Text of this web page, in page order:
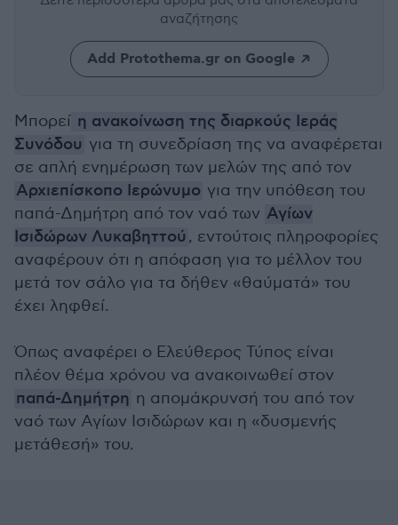
αναζήτησης
Add Protothema.gr on Google
Μπορεί η ανακοίνωση της διαρκούς Ιεράς
Συνόδου για τη συνεδρίαση της να αναφέρεται
σε απλή ενημέρωση των μελών της από τον
Αρχιεπίσκοπο Ιερώνυμο για την υπόθεση του
παπά-Δημήτρη από τον ναό των Αγίων
Ισιδώρων Λυκαβηττού , εντούτοις πληροφορίες
αναφέρουν ότι η απόφαση για το μέλλον του
μετά τον σάλο για τα δήθεν «θαύματά» του
έχει ληφθεί.
Όπως αναφέρει ο Ελεύθερος Τύπος είναι
πλέον θέμα χρόνου να ανακοινωθεί στον
παπά-Δημήτρη η απομάκρυνσή του από τον
ναό των Αγίων Ισιδώρων και η «δυσμενής
μετάθεσή» του.